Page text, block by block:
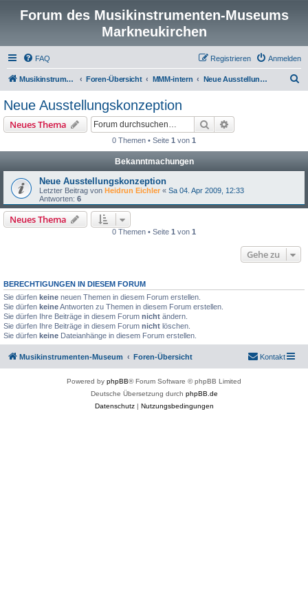
Forum des Musikinstrumenten-Museums
Markneukirchen
FAQ Anmelden
Registrieren
Musikinstrumenten-Museum Foren-Übersicht MMM-intern Neue Ausstellungskonzeption
Neue Ausstellungskonzeption
Neues Thema Suche
0 Themen • Seite 1 von 1
Bekanntmachungen
Neue Ausstellungskonzeption
Letzter Beitrag von Heidrun Eichler « Sa 04. Apr 2009, 12:33
Antworten: 6
Neues Thema
0 Themen • Seite 1 von 1
Gehe zu
BERECHTIGUNGEN IN DIESEM FORUM
Sie dürfen keine neuen Themen in diesem Forum erstellen.
Sie dürfen keineAntworten zu Themen in diesem Forum erstellen.
Sie dürfen Ihre Beiträge in diesem Forum nicht ändern.
Sie dürfen Ihre Beiträge in diesem Forum nicht löschen.
Sie dürfen keine Dateianhänge in diesem Forum erstellen.
Musikinstrumenten-Museum Foren-Übersicht Kontakt
Powered by phpBB® Forum Software © phpBB Limited
Deutsche Übersetzung durch phpBB.de
Datenschutz| Nutzungsbedingungen